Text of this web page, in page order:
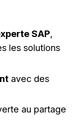
SAP,
les solutions
avec des
au partage